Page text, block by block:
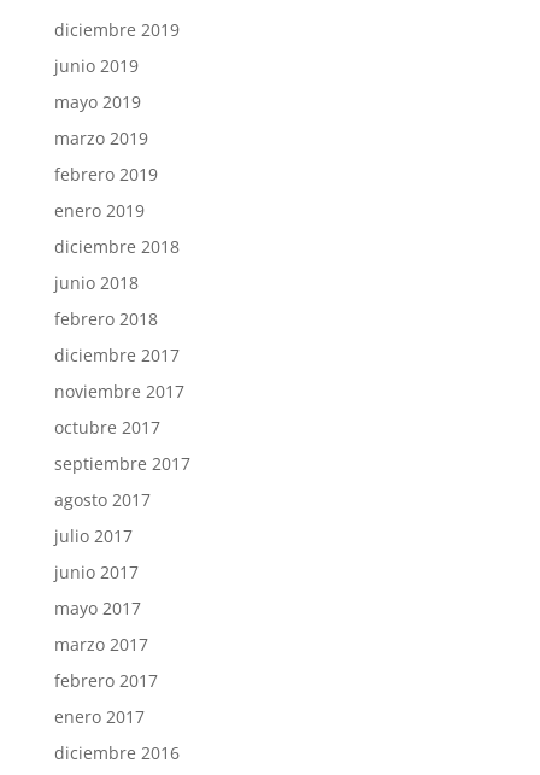
diciembre 2019
junio 2019
mayo 2019
marzo 2019
febrero 2019
enero 2019
diciembre 2018
junio 2018
febrero 2018
diciembre 2017
noviembre 2017
octubre 2017
septiembre 2017
agosto 2017
julio 2017
junio 2017
mayo 2017
marzo 2017
febrero 2017
enero 2017
diciembre 2016